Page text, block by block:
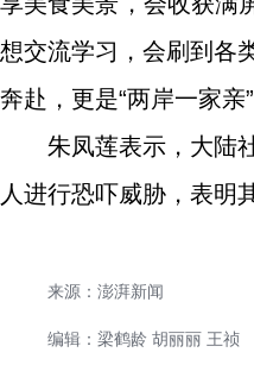
想交流学习，会刷到各
奔赴，更是“两岸一家亲
朱凤莲表示，大陆
人进行恐吓威胁，表明
来源：澎湃新闻
编辑：梁鹤龄 胡丽丽 王祯